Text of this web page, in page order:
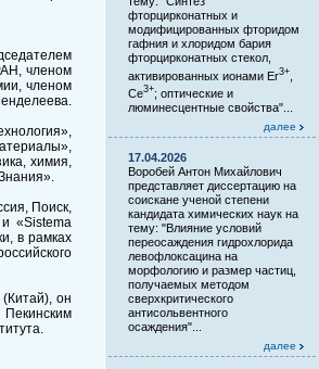
членом
членом
химия,
Поиск,
«Sistema
в рамках
(Китай), он
фторцирконатных и
модифицированных фторидом
гафния и хлоридом бария
фторцирконатных стекол,
активированных ионами Er3+
Ce3+; оптические и
люминесцентные свойства"...
далее
17.04.2026
Воробей Антон Михайлович
представляет диссертацию на
соискане ученой степени
кандидата химических наук на
тему: "Влияние условий
переосаждения гидрохлорида
левофлоксацина на
морфологию и размер частиц,
получаемых методом
сверхкритического
антисольвентного
осаждения"...
далее